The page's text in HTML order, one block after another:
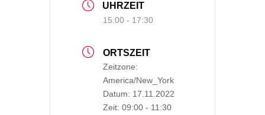
UHRZEIT
15:00 - 17:30
ORTSZEIT
Zeitzone:
America/New_York
Datum: 17.11.2022
Zeit: 09:00 - 11:30